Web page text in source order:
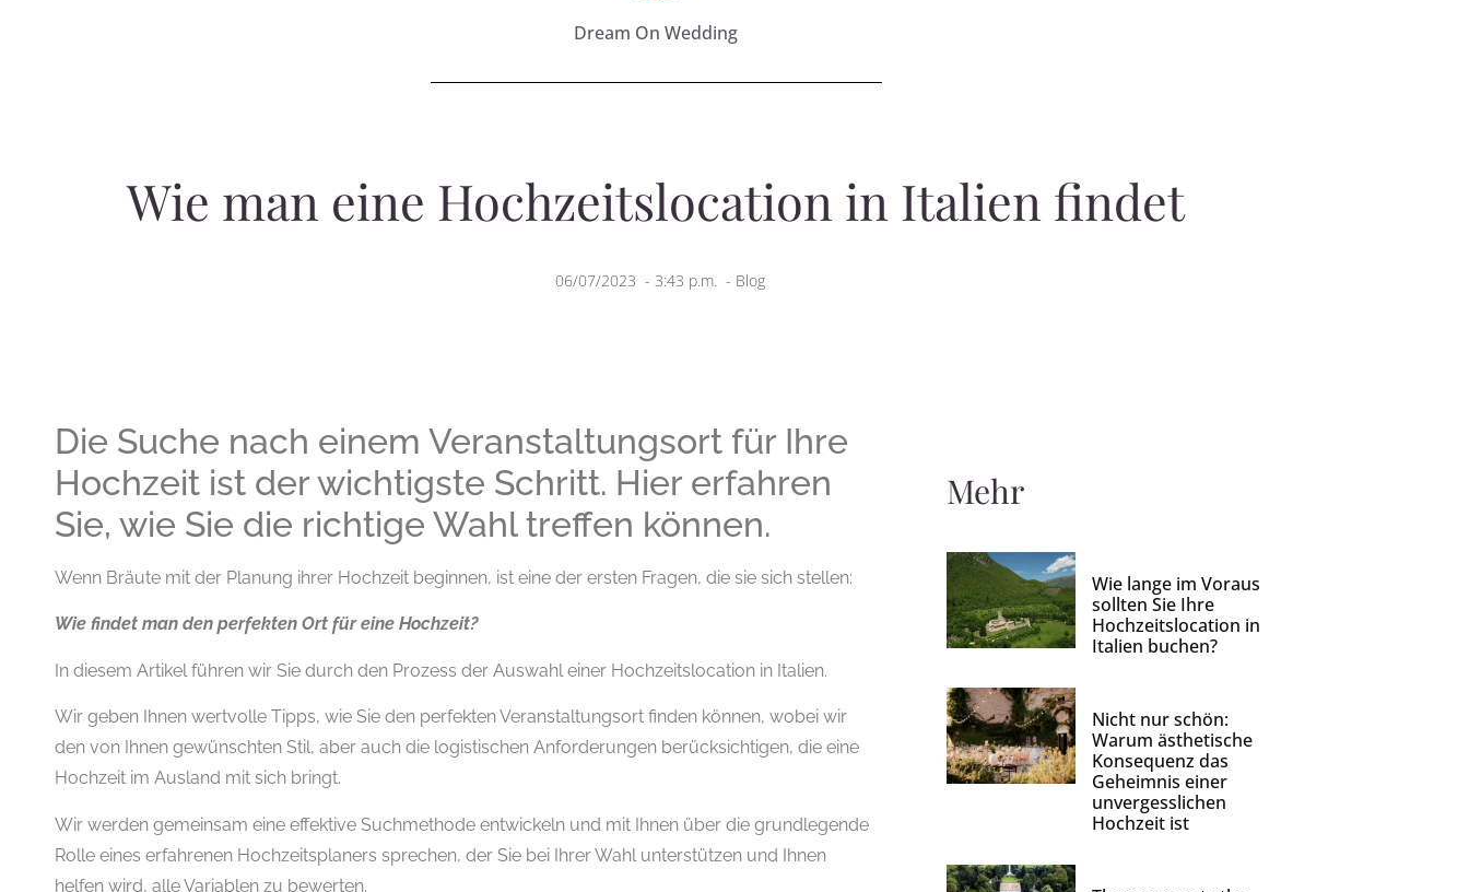
Dream On Wedding
Wie man eine Hochzeitslocation in Italien findet
06/07/2023 - 3:43 p.m. - Blog
Die Suche nach einem Veranstaltungsort für Ihre
Hochzeit ist der wichtigste Schritt. Hier erfahren
Sie, wie Sie die richtige Wahl treffen können.
Wenn Bräute mit der Planung ihrer Hochzeit beginnen, ist eine der ersten Fragen, die sie sich stellen:
Wie findet man den perfekten Ort für eine Hochzeit?
In diesem Artikel führen wir Sie durch den Prozess der Auswahl einer Hochzeitslocation in Italien.
Wir geben Ihnen wertvolle Tipps, wie Sie den perfekten Veranstaltungsort finden können, wobei wir
den von Ihnen gewünschten Stil, aber auch die logistischen Anforderungen berücksichtigen, die eine
Hochzeit im Ausland mit sich bringt.
Wir werden gemeinsam eine effektive Suchmethode entwickeln und mit Ihnen über die grundlegende
Rolle eines erfahrenen Hochzeitsplaners sprechen, der Sie bei Ihrer Wahl unterstützen und Ihnen
helfen wird, alle Variablen zu bewerten.
Mehr
Wie lange im Voraus
sollten Sie Ihre
Hochzeitslocation in
Italien buchen?
Nicht nur schön:
Warum ästhetische
Konsequenz das
Geheimnis einer
unvergesslichen
Hochzeit ist